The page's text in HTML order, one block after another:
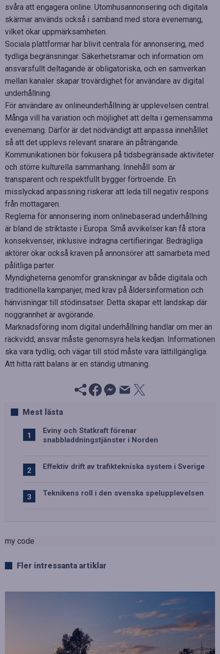
svåra att engagera online. Utomhusannonsering och digitala
skärmar används också i samband med stora evenemang,
vilket ökar uppmärksamheten.
Sociala plattformar har blivit centrala för annonsering, med
tydliga begränsningar. Säkerhetsramar och information om
ansvarsfullt deltagande är obligatoriska, och en samverkan
mellan kanaler skapar trovärdighet för användare av digital
underhållning.
För användare av onlineunderhållning är upplevelsen central.
Många vill ha variation och möjlighet att delta i gemensamma
evenemang. Därför är det nödvändigt att anpassa innehållet
så att det upplevs relevant snarare än påträngande.
Kommunikationen bör fokusera på tidsbegränsade aktiviteter
och större kulturella sammanhang. Innehåll som är
transparent och respektfullt bygger förtroende. En
misslyckad anpassning riskerar att leda till negativ respons
från mottagaren.
Reglerna för annonsering inom onlinebaserad underhållning
är bland de striktaste i Europa. Små avvikelser kan få stora
konsekvenser, inklusive indragna certifieringar. Bedrägliga
aktörer ökar också kraven på annonsörer att samarbeta med
pålitliga parter.
Myndigheterna genomför granskningar av både digitala och
traditionella kampanjer, med krav på åldersinformation och
hänvisningar till stödinsatser. Detta skapar ett landskap där
noggrannhet är avgörande.
Marknadsföring inom digital underhållning handlar om mer än
räckvidd; ansvar måste genomsyra hela kedjan. Informationen
ska vara tydlig, och vägar till stöd måste vara lättillgängliga.
Att hitta rätt balans är en ständig utmaning.
Mest lästa
Eviny och Statkraft förenar
snabbladdningstjänster i Norden
Effektiv drift av trafiktekniska system i Sverige
Teknikens roll i den svenska spelupplevelsen
my code
Fler intressanta artiklar